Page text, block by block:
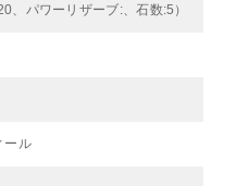
、パワーリザーブ:、石数:5）
ール